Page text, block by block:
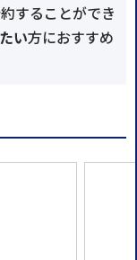
することができ
い方におすすめ